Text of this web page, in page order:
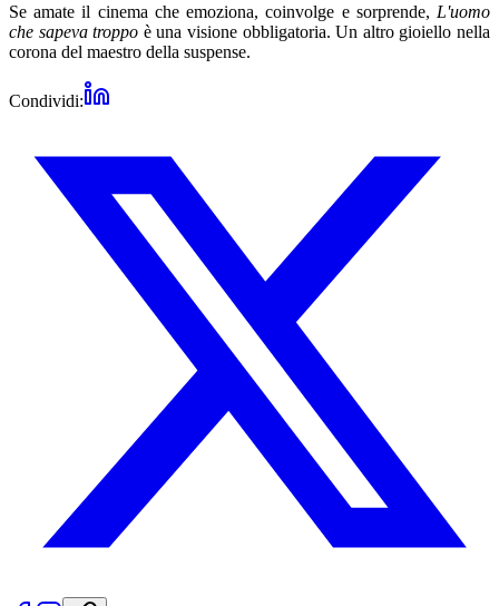
Se amate il cinema che emoziona, coinvolge e sorprende, L'uomo
che sapeva troppo è una visione obbligatoria. Un altro gioiello nella
corona del maestro della suspense.
Condividi: